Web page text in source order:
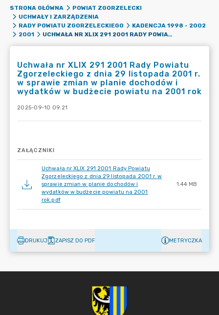
STRONA GŁÓWNA
POWIAT ZGORZELECKI
UCHWAŁY I ZARZĄDZENIA
RADY POWIATU ZGORZELECKIEGO
KADENCJA 1998 - 2002
2001
UCHWAŁA NR XLIX 291 2001 RADY POWIATU ZGORZELECKIEGO Z DNIA 29 LISTOPADA 2001 R. W SPRAWIE ZMIAN W PLANIE DOCHODÓW I WYDATKÓW W BUDŻECIE POWIATU NA 2001 ROK
Uchwała nr XLIX 291 2001 Rady Powiatu
Zgorzeleckiego z dnia 29 listopada 2001 r.
w sprawie zmian w planie dochodów i
wydatków w budżecie powiatu na 2001 rok
2025-09-10 09:21
ZAŁĄCZNIKI
Uchwała nr XLIX 291 2001 Rady Powiatu
Zgorzeleckiego z dnia 29 listopada 2001 r. w
sprawie zmian w planie dochodów i
wydatków w budżecie powiatu na 2001
rok.pdf
1.44 MB
DRUKUJ ZAPISZ DO PDF METRYCZKA